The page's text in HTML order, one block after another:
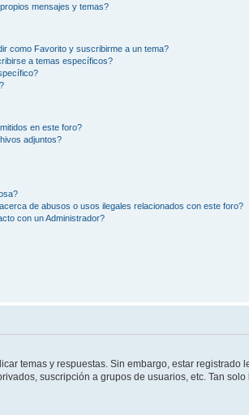
mensajes y temas?
como Favorito y suscribirme a un tema?
a temas específicos?
en este foro?
adjuntos?
de abusos o usos ilegales relacionados con este foro?
con un Administrador?
temas y respuestas. Sin embargo, estar registrado
suscripción a grupos de usuarios, etc. Tan solo